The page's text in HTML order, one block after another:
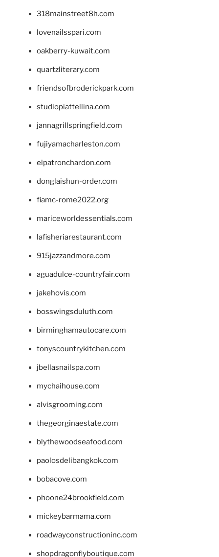
318mainstreet8h.com
lovenailsspari.com
oakberry-kuwait.com
quartzliterary.com
friendsofbroderickpark.com
studiopiattellina.com
jannagrillspringfield.com
fujiyamacharleston.com
elpatronchardon.com
donglaishun-order.com
fiamc-rome2022.org
mariceworldessentials.com
lafisheriarestaurant.com
915jazzandmore.com
aguadulce-countryfair.com
jakehovis.com
bosswingsduluth.com
birminghamautocare.com
tonyscountrykitchen.com
jbellasnailspa.com
mychaihouse.com
alvisgrooming.com
thegeorginaestate.com
blythewoodseafood.com
paolosdelibangkok.com
bobacove.com
phoone24brookfield.com
mickeybarmama.com
roadwayconstructioninc.com
shopdragonflyboutique.com